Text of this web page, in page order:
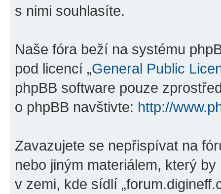
s nimi souhlasíte.
Naše fóra beží na systému
pod licencí „General Public
phpBB software pouze
o phpBB navštivte: http://
Zavazujete se nepřispívat na
nebo jiným materiálem, který
v zemi, kde sídlí